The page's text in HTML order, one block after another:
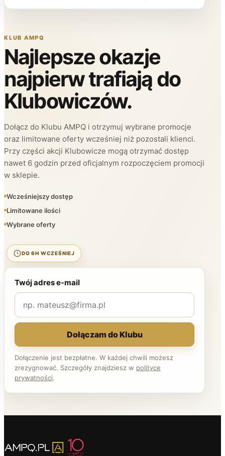
KLUB AMPQ
Najlepsze okazje
najpierw trafiają do
Klubowiczów.
Dołącz do Klubu AMPQ i otrzymuj wybrane promocje
oraz limitowane oferty wcześniej niż pozostali klienci.
Przy części akcji Klubowicze mogą otrzymać dostęp
nawet 6 godzin przed oficjalnym rozpoczęciem promocji
w sklepie.
Wcześniejszy dostęp
Limitowane ilości
Wybrane oferty
DO 6H WCZEŚNIEJ
Twój adres e-mail
Dołączam do Klubu
Dołączenie jest bezpłatne. W każdej chwili możesz
zrezygnować. Szczegóły znajdziesz w polityce
prywatności.